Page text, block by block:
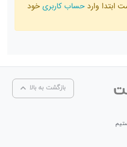
ابتدا وارد حساب کاربری خود
بازگشت به بالا